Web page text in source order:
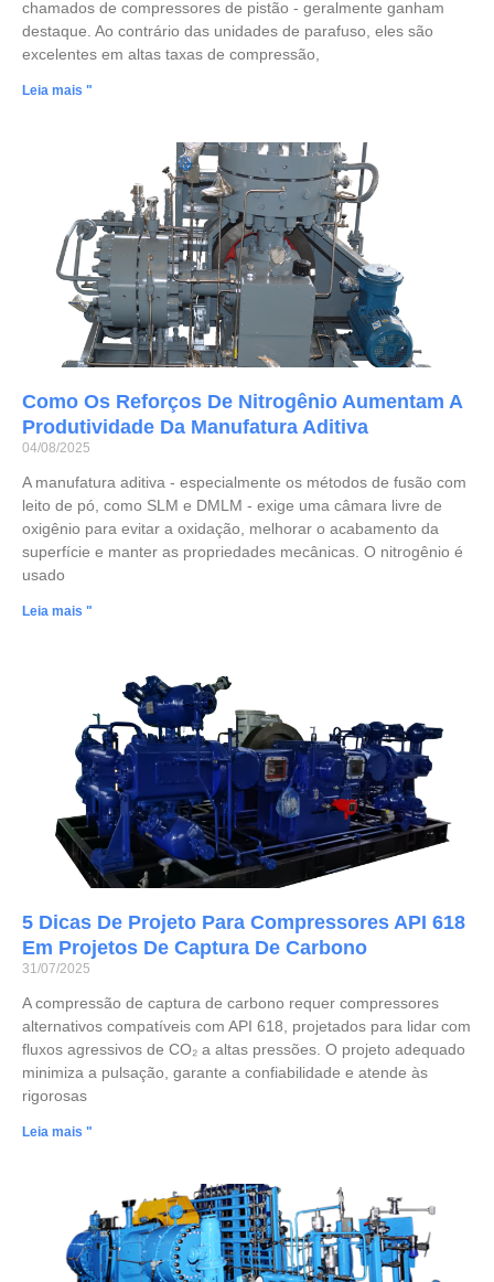
chamados de compressores de pistão - geralmente ganham
destaque. Ao contrário das unidades de parafuso, eles são
excelentes em altas taxas de compressão,
Leia mais "
Como Os Reforços De Nitrogênio Aumentam A
Produtividade Da Manufatura Aditiva
04/08/2025
A manufatura aditiva - especialmente os métodos de fusão com
leito de pó, como SLM e DMLM - exige uma câmara livre de
oxigênio para evitar a oxidação, melhorar o acabamento da
superfície e manter as propriedades mecânicas. O nitrogênio é
usado
Leia mais "
5 Dicas De Projeto Para Compressores API 618
Em Projetos De Captura De Carbono
31/07/2025
A compressão de captura de carbono requer compressores
alternativos compatíveis com API 618, projetados para lidar com
fluxos agressivos de CO₂ a altas pressões. O projeto adequado
minimiza a pulsação, garante a confiabilidade e atende às
rigorosas
Leia mais "